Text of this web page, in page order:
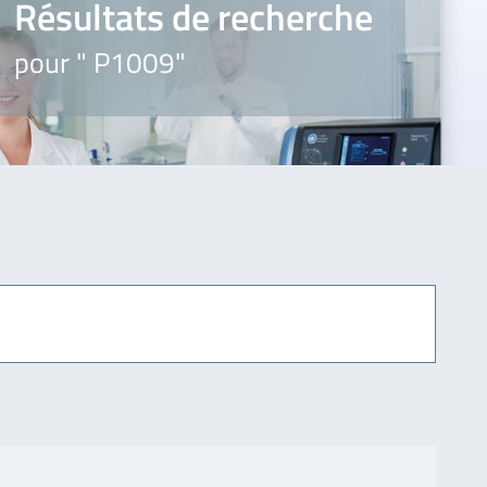
Résultats de recherche
pour " P1009"